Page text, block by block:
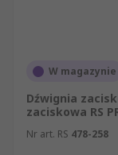
W magazynie
Dźwignia
zaciskowa RS
Nr art. RS 478-258